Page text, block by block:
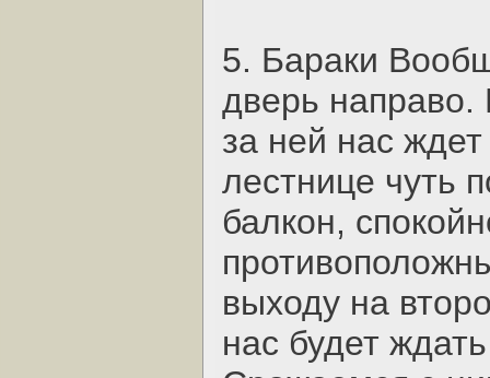
5. Бараки
дверь
за ней нас
лестнице чуть
балкон,
выходу на
нас будет